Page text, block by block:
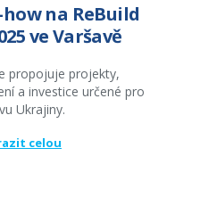
na ReBuild
ve Varšavě
propojuje projekty,
a investice určené pro
Ukrajiny.
celou